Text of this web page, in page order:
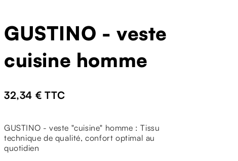
GUSTINO - veste
cuisine homme
32,34 € TTC
GUSTINO - veste "cuisine" homme : Tissu
technique de qualité, confort optimal au
quotidien